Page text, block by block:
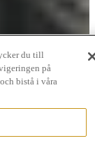
du till
på
bistå i våra